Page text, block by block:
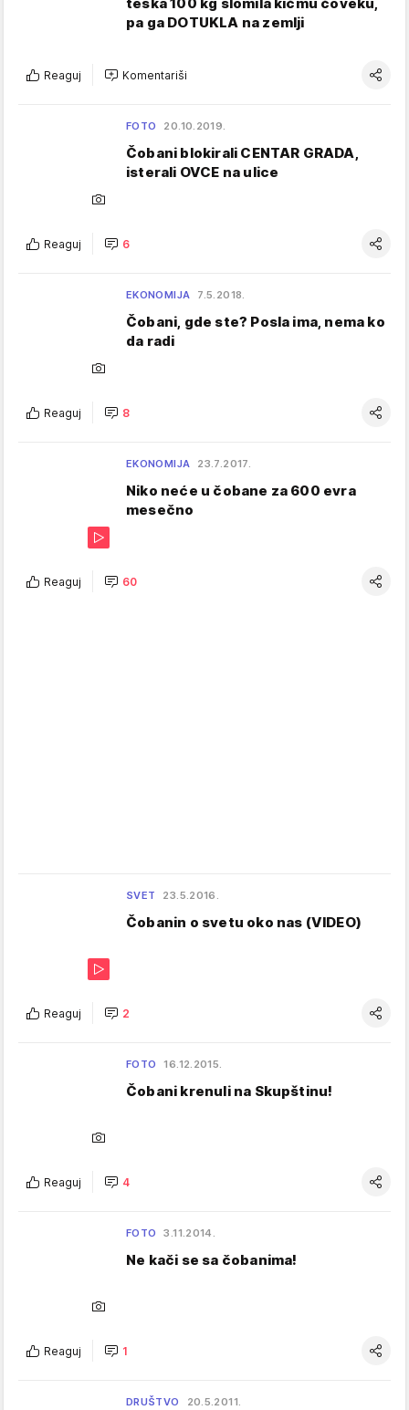
pa ga DOTUKLA na zemlji
Reaguj Komentariši
FOTO 20.10.2019.
Čobani blokirali CENTAR GRADA,
isterali OVCE na ulice
Reaguj 6
EKONOMIJA 7.5.2018.
Čobani, gde ste? Posla ima, nema ko
da radi
Reaguj 8
EKONOMIJA 23.7.2017.
Niko neće u čobane za 600 evra
mesečno
Reaguj 60
SVET 23.5.2016.
Čobanin o svetu oko nas (VIDEO)
Reaguj 2
FOTO 16.12.2015.
Čobani krenuli na Skupštinu!
Reaguj 4
FOTO 3.11.2014.
Ne kači se sa čobanima!
Reaguj 1
DRUŠTVO 20.5.2011.